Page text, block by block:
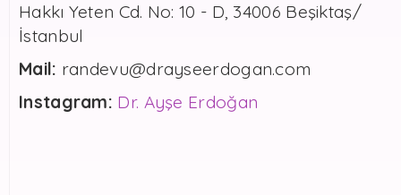
Hakkı Yeten Cd. No: 10 - D, 34006 Beşiktaş/
İstanbul
Mail: randevu@drayseerdogan.com
Instagram: Dr. Ayşe Erdoğan